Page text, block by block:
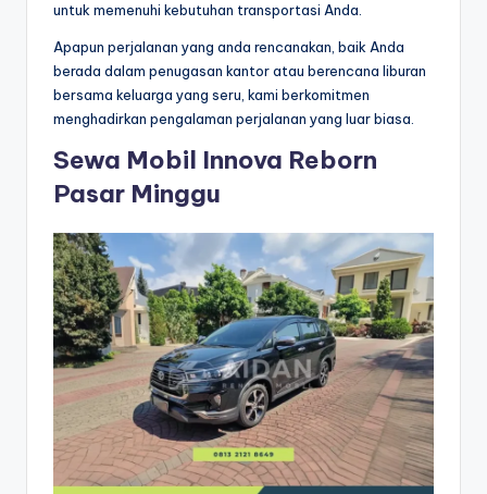
untuk memenuhi kebutuhan transportasi Anda.
Apapun perjalanan yang anda rencanakan, baik Anda
berada dalam penugasan kantor atau berencana liburan
bersama keluarga yang seru, kami berkomitmen
menghadirkan pengalaman perjalanan yang luar biasa.
Sewa Mobil Innova Reborn
Pasar Minggu